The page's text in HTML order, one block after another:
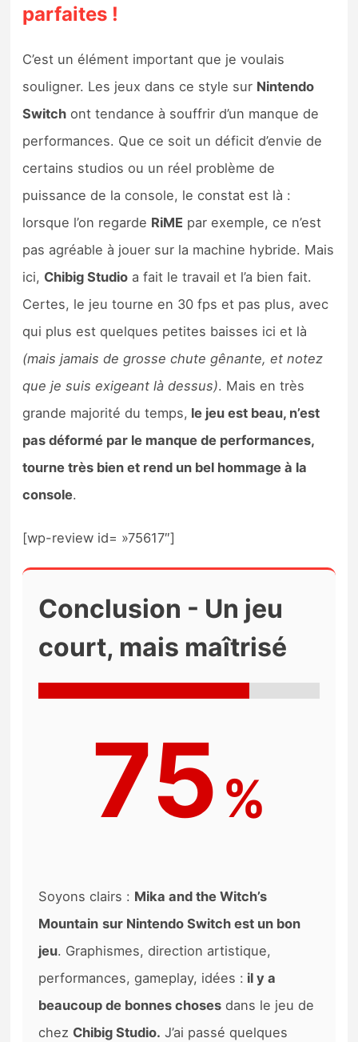
parfaites !
C’est un élément important que je voulais
souligner. Les jeux dans ce style sur Nintendo
Switch ont tendance à souffrir d’un manque de
performances. Que ce soit un déficit d’envie de
certains studios ou un réel problème de
puissance de la console, le constat est là :
lorsque l’on regarde RiME par exemple, ce n’est
pas agréable à jouer sur la machine hybride. Mais
ici, Chibig Studio a fait le travail et l’a bien fait.
Certes, le jeu tourne en 30 fps et pas plus, avec
qui plus est quelques petites baisses ici et là
(mais jamais de grosse chute gênante, et notez
que je suis exigeant là dessus). Mais en très
grande majorité du temps, le jeu est beau, n’est
pas déformé par le manque de performances,
tourne très bien et rend un bel hommage à la
console.
[wp-review id= »75617″]
Conclusion - Un jeu
court, mais maîtrisé
75 %
Soyons clairs : Mika and the Witch’s
Mountain sur Nintendo Switch est un bon
jeu. Graphismes, direction artistique,
performances, gameplay, idées : il y a
beaucoup de bonnes choses dans le jeu de
chez Chibig Studio. J’ai passé quelques